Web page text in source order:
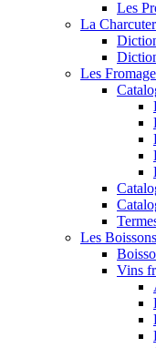
Les
La
Les
Les
Vins